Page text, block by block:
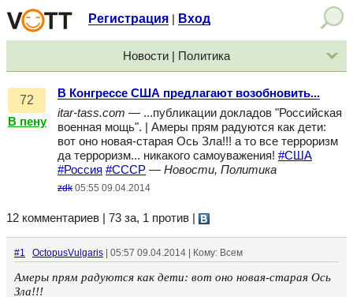
Регистрация Вход
Новости | Политика
72
В пену
В Конгрессе США предлагают возобновить...
itar-tass.com — ...публикации докладов "Российская
военная мощь". | Амеры прям радуются как дети:
вот оно новая-старая Ось Зла!!! а то все терроризм
да терроризм... никакого самоуважения! #США
#Россия #СССР — Новости, Политика
zdk 05:55 09.04.2014
12 комментариев | 73 за, 1 против
#1 OctopusVulgaris | 05:57 09.04.2014 | Кому: Всем
Амеры прям радуются как дети: вот оно новая-старая Ось
Зла!!!